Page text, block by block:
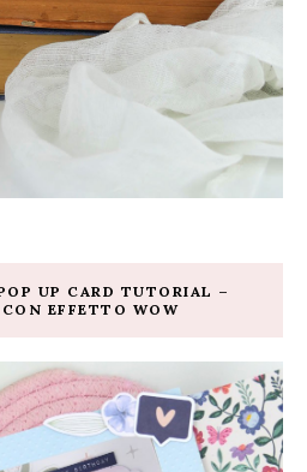
UP CARD TUTORIAL –
EFFETTO WOW